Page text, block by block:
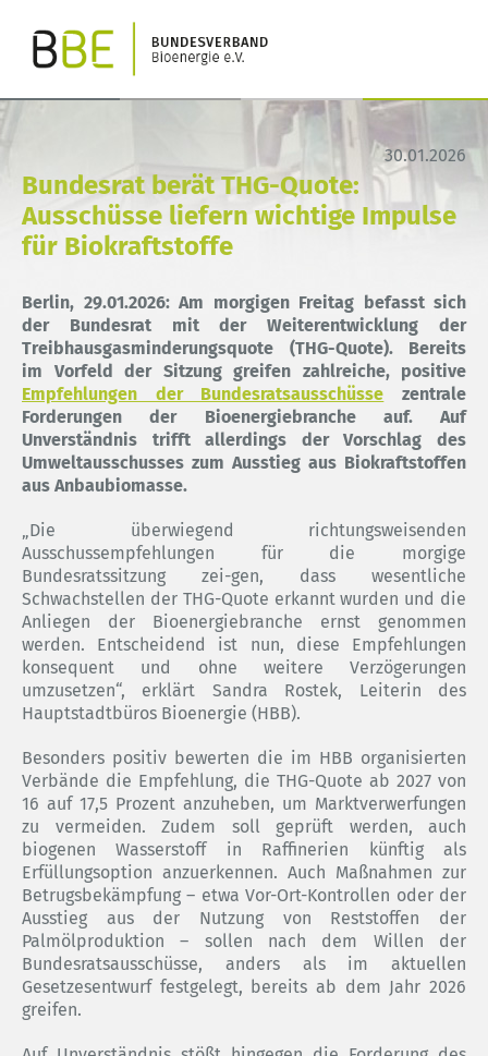
30.01.2026
Bundesrat berät THG-Quote:
Ausschüsse liefern wichtige Impulse
für Biokraftstoffe
Berlin, 29.01.2026: Am morgigen Freitag befasst sich
der Bundesrat mit der Weiterentwicklung der
Treibhausgasminderungsquote (THG-Quote). Bereits
im Vorfeld der Sitzung greifen zahlreiche, positive
Empfehlungen der Bundesratsausschüsse zentrale
Forderungen der Bioenergiebranche auf. Auf
Unverständnis trifft allerdings der Vorschlag des
Umweltausschusses zum Ausstieg aus Biokraftstoffen
aus Anbaubiomasse.
„Die überwiegend richtungsweisenden
Ausschussempfehlungen für die morgige
Bundesratssitzung zei-gen, dass wesentliche
Schwachstellen der THG-Quote erkannt wurden und die
Anliegen der Bioenergiebranche ernst genommen
werden. Entscheidend ist nun, diese Empfehlungen
konsequent und ohne weitere Verzögerungen
umzusetzen“, erklärt Sandra Rostek, Leiterin des
Hauptstadtbüros Bioenergie (HBB).
Besonders positiv bewerten die im HBB organisierten
Verbände die Empfehlung, die THG-Quote ab 2027 von
16 auf 17,5 Prozent anzuheben, um Marktverwerfungen
zu vermeiden. Zudem soll geprüft werden, auch
biogenen Wasserstoff in Raffinerien künftig als
Erfüllungsoption anzuerkennen. Auch Maßnahmen zur
Betrugsbekämpfung – etwa Vor-Ort-Kontrollen oder der
Ausstieg aus der Nutzung von Reststoffen der
Palmölproduktion – sollen nach dem Willen der
Bundesratsausschüsse, anders als im aktuellen
Gesetzesentwurf festgelegt, bereits ab dem Jahr 2026
greifen.